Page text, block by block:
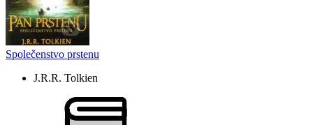
Společenstvo prstenu
J.R.R. Tolkien